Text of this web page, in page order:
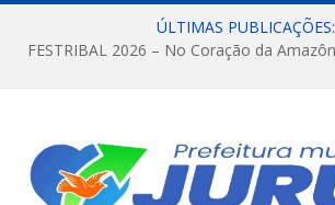
ÚLTIMAS PUBLICAÇÕES: